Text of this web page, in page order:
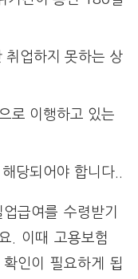
취업하지 못하는 상
로 이행하고 있는
당되어야 합니다..
급여를 수령받기
. 이때 고용보험
인이 필요하게 됩